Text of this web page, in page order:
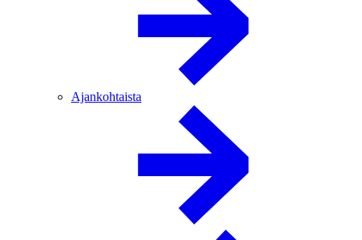
Ajankohtaista